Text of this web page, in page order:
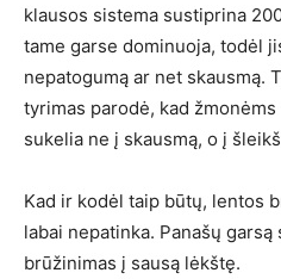
klausos sistema sustiprina
tame garse dominuoja, todėl
nepatogumą ar net skausmą.
tyrimas parodė, kad
sukelia ne į skausmą, o į
Kad ir kodėl taip būtų, lentos
labai nepatinka. Panašų
brūžinimas į sausą lėkštę.